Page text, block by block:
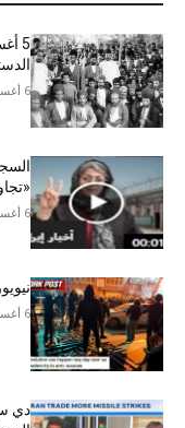
6 أغسطس 2026
6 أغسطس 2026
6 أغسطس 2026
دي